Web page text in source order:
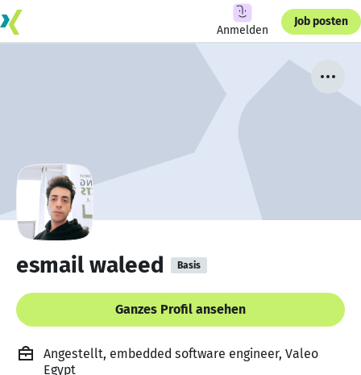
Anmelden
Job posten
esmail waleed Basis
Ganzes Profil ansehen
Angestellt, embedded software engineer, Valeo
Egypt